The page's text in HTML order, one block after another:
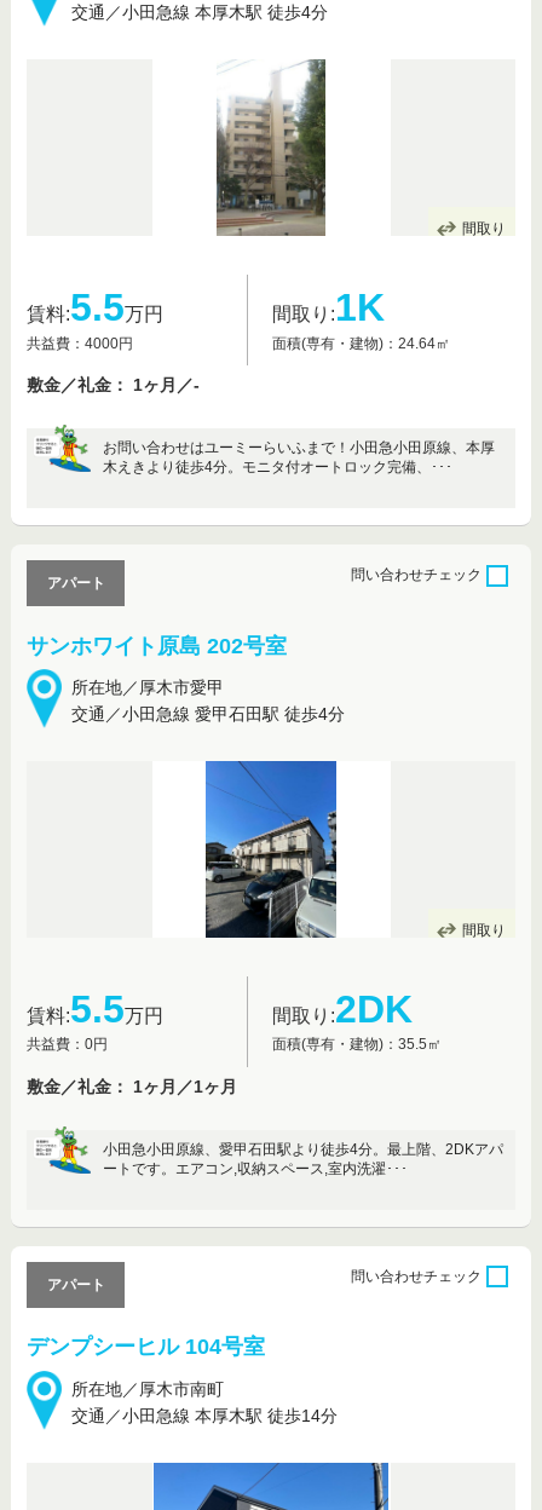
交通／小田急線 本厚木駅 徒歩4分
間取り
賃料:5.5万円
共益費：4000円
間取り:1K
面積(専有・建物)：24.64㎡
敷金／礼金： 1ヶ月／-
お問い合わせはユーミーらいふまで！小田急小田原線、本厚
木えきより徒歩4分。モニタ付オートロック完備、･･･
サンホワイト原島 202号室
所在地／厚木市愛甲
交通／小田急線 愛甲石田駅 徒歩4分
アパート
問い合わせチェック
間取り
賃料:5.5万円
共益費：0円
間取り:2DK
面積(専有・建物)：35.5㎡
敷金／礼金： 1ヶ月／1ヶ月
小田急小田原線、愛甲石田駅より徒歩4分。最上階、2DKアパ
ートです。エアコン,収納スペース,室内洗濯･･･
デンプシーヒル 104号室
所在地／厚木市南町
交通／小田急線 本厚木駅 徒歩14分
アパート
問い合わせチェック